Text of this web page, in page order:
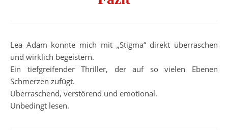
Lea Adam konnte mich mit „Stigma“ direkt überraschen
und wirklich begeistern.
Ein tiefgreifender Thriller, der auf so vielen Ebenen
Schmerzen zufügt.
Überraschend, verstörend und emotional.
Unbedingt lesen.